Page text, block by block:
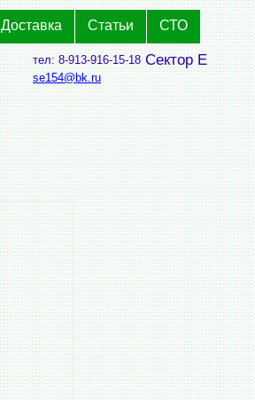
Доставка Статьи СТО
Сектор Е
тел: 8-913-916-15-18
se154@bk.ru